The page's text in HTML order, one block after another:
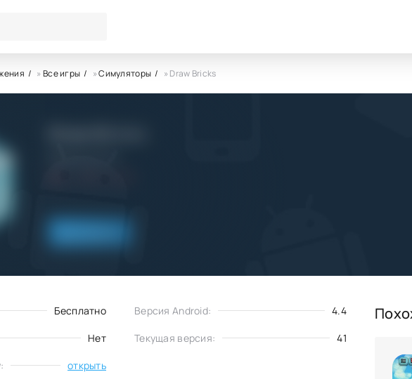
»Все игры »Симуляторы » Draw Bricks
Бесплатно Версия Android: 4.4
Нет Текущая версия: 41
открыть